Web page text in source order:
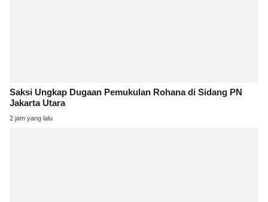
Saksi Ungkap Dugaan Pemukulan Rohana di Sidang PN
Jakarta Utara
2 jam yang lalu